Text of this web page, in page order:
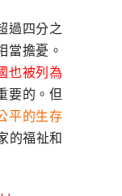
過四分之
當擔憂。
也被列為
要的。但
平的生存
的福祉和